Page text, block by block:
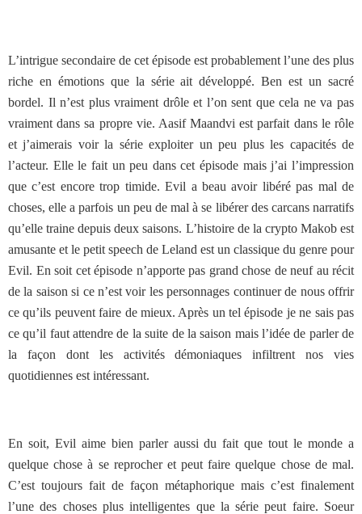
L’intrigue secondaire de cet épisode est probablement l’une des plus
riche en émotions que la série ait développé. Ben est un sacré
bordel. Il n’est plus vraiment drôle et l’on sent que cela ne va pas
vraiment dans sa propre vie. Aasif Maandvi est parfait dans le rôle
et j’aimerais voir la série exploiter un peu plus les capacités de
l’acteur. Elle le fait un peu dans cet épisode mais j’ai l’impression
que c’est encore trop timide. Evil a beau avoir libéré pas mal de
choses, elle a parfois un peu de mal à se libérer des carcans narratifs
qu’elle traine depuis deux saisons. L’histoire de la crypto Makob est
amusante et le petit speech de Leland est un classique du genre pour
Evil. En soit cet épisode n’apporte pas grand chose de neuf au récit
de la saison si ce n’est voir les personnages continuer de nous offrir
ce qu’ils peuvent faire de mieux. Après un tel épisode je ne sais pas
ce qu’il faut attendre de la suite de la saison mais l’idée de parler de
la façon dont les activités démoniaques infiltrent nos vies
quotidiennes est intéressant.
En soit, Evil aime bien parler aussi du fait que tout le monde a
quelque chose à se reprocher et peut faire quelque chose de mal.
C’est toujours fait de façon métaphorique mais c’est finalement
l’une des choses plus intelligentes que la série peut faire. Soeur